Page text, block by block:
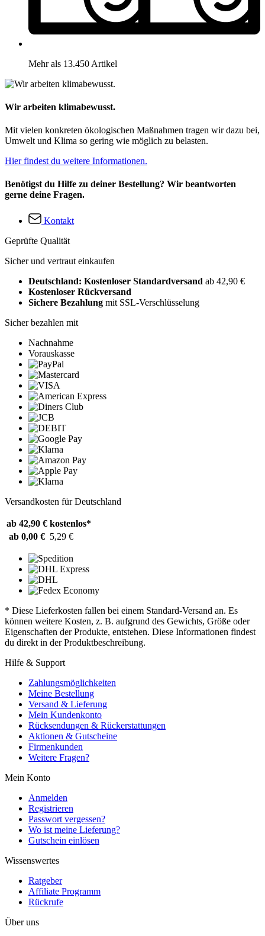
Mehr als 13.450 Artikel
Wir arbeiten klimabewusst.
Mit vielen konkreten ökologischen Maßnahmen tragen wir dazu bei,
Umwelt und Klima so gering wie möglich zu belasten.
Hier findest du weitere Informationen.
Benötigst du Hilfe zu deiner Bestellung? Wir beantworten
gerne deine Fragen.
Kontakt
Geprüfte Qualität
Sicher und vertraut einkaufen
Deutschland: Kostenloser Standardversand ab 42,90 €
Kostenloser Rückversand
Sichere Bezahlung mit SSL-Verschlüsselung
Sicher bezahlen mit
Nachnahme
Vorauskasse
Versandkosten für Deutschland
ab 42,90 € kostenlos*
ab 0,00 € 5,29 €
* Diese Lieferkosten fallen bei einem Standard-Versand an. Es
können weitere Kosten, z. B. aufgrund des Gewichts, Größe oder
Eigenschaften der Produkte, entstehen. Diese Informationen findest
du direkt in der Produktbeschreibung.
Hilfe & Support
Zahlungsmöglichkeiten
Meine Bestellung
Versand & Lieferung
Mein Kundenkonto
Rücksendungen & Rückerstattungen
Aktionen & Gutscheine
Firmenkunden
Weitere Fragen?
Mein Konto
Anmelden
Registrieren
Passwort vergessen?
Wo ist meine Lieferung?
Gutschein einlösen
Wissenswertes
Ratgeber
Affiliate Programm
Rückrufe
Über uns